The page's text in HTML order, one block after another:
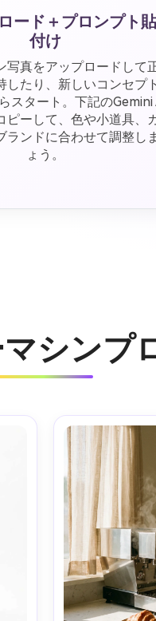
ード＋プロンプト
付け
写真をアップロードして
したり、新しいコンセプ
スタート。下記のGemini
ピーして、色や小道具、
ランドに合わせて調整し
ょう。
シンプ